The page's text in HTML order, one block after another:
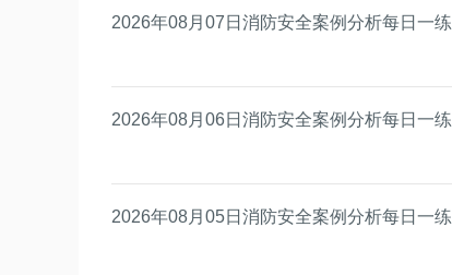
2026年08月07日消防安全案例分析每日一练
2026年08月06日消防安全案例分析每日一练
2026年08月05日消防安全案例分析每日一练